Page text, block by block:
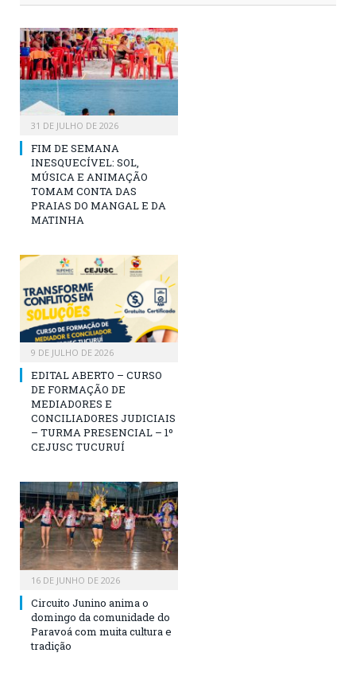
31 DE JULHO DE 2026
FIM DE SEMANA
INESQUECÍVEL: SOL,
MÚSICA E ANIMAÇÃO
TOMAM CONTA DAS
PRAIAS DO MANGAL E DA
MATINHA
9 DE JULHO DE 2026
EDITAL ABERTO – CURSO
DE FORMAÇÃO DE
MEDIADORES E
CONCILIADORES JUDICIAIS
– TURMA PRESENCIAL – 1º
CEJUSC TUCURUÍ
16 DE JUNHO DE 2026
Circuito Junino anima o
domingo da comunidade do
Paravoá com muita cultura e
tradição